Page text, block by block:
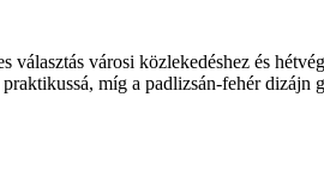
városi közlekedéshez és
míg a padlizsán-fehér dizájn